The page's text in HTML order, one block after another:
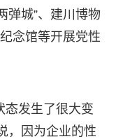
弹城”、建川博物
念馆等开展党性
态发生了很大变
，因为企业的性